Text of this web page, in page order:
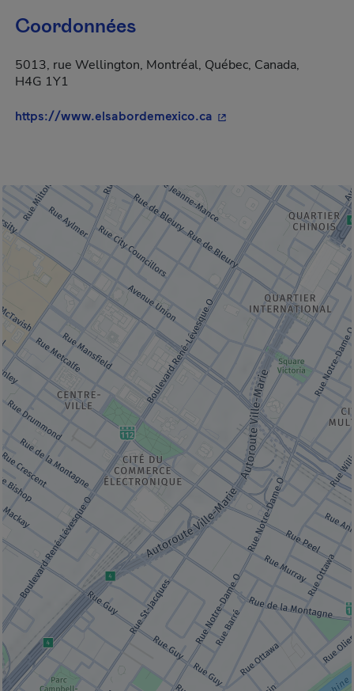
Coordonnées
5013, rue Wellington, Montréal, Québec, Canada,
H4G 1Y1
https://www.elsabordemexico.ca - Cet hyperlien